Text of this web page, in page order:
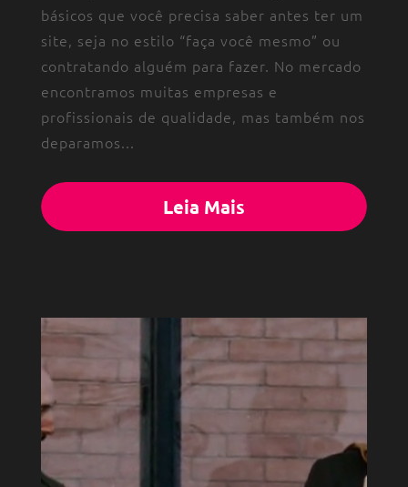
básicos que você precisa saber antes ter um
site, seja no estilo “faça você mesmo” ou
contratando alguém para fazer. No mercado
encontramos muitas empresas e
profissionais de qualidade, mas também nos
deparamos...
Leia Mais